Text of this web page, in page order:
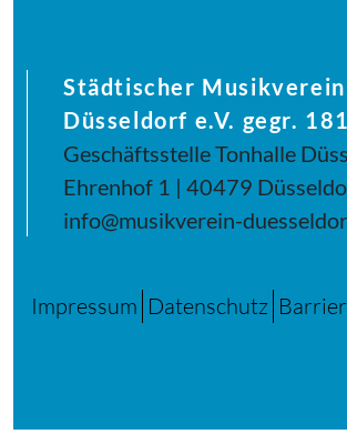
Städtischer Musikverein
Düsseldorf e.V. gegr.
Geschäftsstelle Tonhalle
Ehrenhof 1 | 40479
info@musikverein-
Impressum Datenschutz